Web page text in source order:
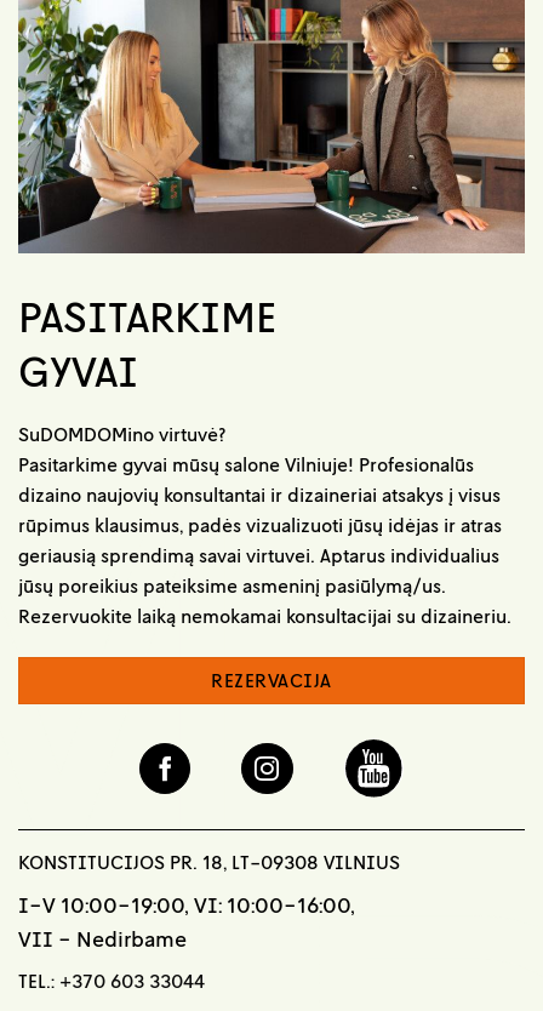
PASITARKIME
GYVAI
SuDOMDOMino virtuvė?
Pasitarkime gyvai mūsų salone Vilniuje! Profesionalūs
dizaino naujovių konsultantai ir dizaineriai atsakys į visus
rūpimus klausimus, padės vizualizuoti jūsų idėjas ir atras
geriausią sprendimą savai virtuvei. Aptarus individualius
jūsų poreikius pateiksime asmeninį pasiūlymą/us.
Rezervuokite laiką nemokamai konsultacijai su dizaineriu.
REZERVACIJA
KONSTITUCIJOS PR. 18, LT-09308 VILNIUS
I-V 10:00-19:00, VI: 10:00-16:00,
VII - Nedirbame
TEL.: +370 603 33044